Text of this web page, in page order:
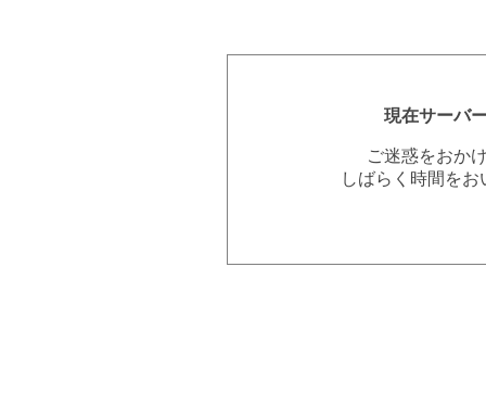
現在サーバ
ご迷惑をおか
しばらく時間を